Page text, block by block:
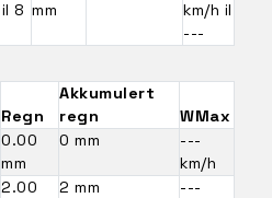
il 8 mm
km/h il
---
Regn
Akkumulert
regn
WMax
0.00
mm
0 mm
---
km/h
2.00
2 mm
---